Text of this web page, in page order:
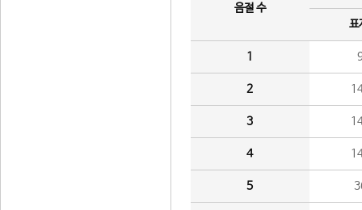
음절 수
표
1
2
3
4
5